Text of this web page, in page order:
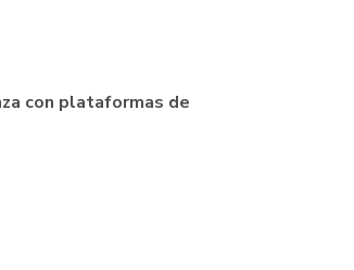
con plataformas de